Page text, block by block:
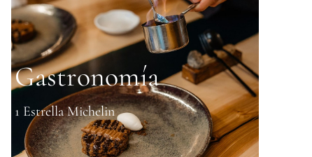
Gastronomía
1 Estrella Michelin